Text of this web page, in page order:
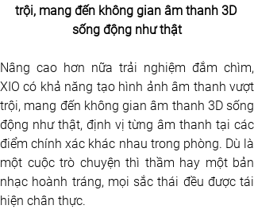
trội, mang đến không gian âm thanh 3D
sống động như thật
Nâng cao hơn nữa trải nghiệm đắm chìm,
XIO có khả năng tạo hình ảnh âm thanh vượt
trội, mang đến không gian âm thanh 3D sống
động như thật, định vị từng âm thanh tại các
điểm chính xác khác nhau trong phòng. Dù là
một cuộc trò chuyện thì thầm hay một bản
nhạc hoành tráng, mọi sắc thái đều được tái
hiện chân thực.